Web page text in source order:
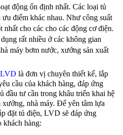
động ổn định nhất. Các loại tủ
điểm khác nhau. Như công suất
cho các cho các động cơ điện.
rất nhiều ở các không gian
máy bơm nước, xưởng sản xuất
LVD là đơn vị chuyên thiết kế, lắp
cầu của khách hàng, đáp ứng
đầu tư cần trong khâu triển khai hệ
nhà máy. Để yên tâm lựa
đặt tủ điện, LVD sẽ đáp ứng
khách hàng: